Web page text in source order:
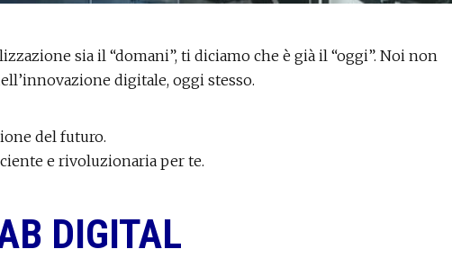
sia il “domani”, ti diciamo che è già il “oggi”. Noi non
digitale, oggi stesso.
del futuro.
e rivoluzionaria per te.
DIGITAL